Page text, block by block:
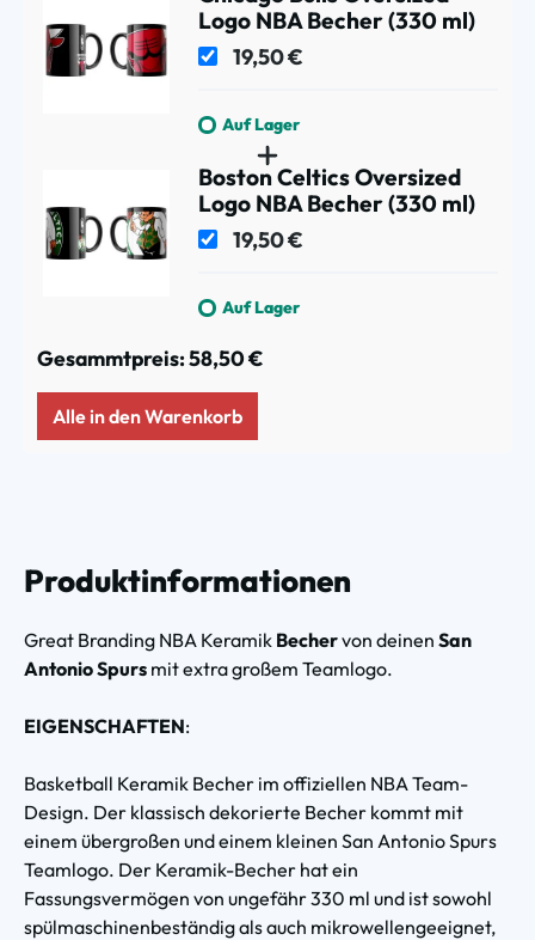
Logo NBA Becher (330 ml)
19,50 €
Auf Lager
Boston Celtics Oversized
Logo NBA Becher (330 ml)
19,50 €
Auf Lager
Gesammtpreis:58,50 €
Alle in den Warenkorb
Produktinformationen
Great Branding NBA Keramik Bechervon deinen San
Antonio Spurs mit extra großem Teamlogo.
EIGENSCHAFTEN:
Basketball Keramik Becher im offiziellen NBA Team-
Design. Der klassisch dekorierte Becher kommt mit
einem übergroßen und einem kleinen San Antonio Spurs
Teamlogo. Der Keramik-Becher hat ein
Fassungsvermögen von ungefähr 330 ml und ist sowohl
spülmaschinenbeständig als auch mikrowellengeeignet,